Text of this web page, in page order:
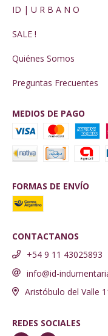
ID | U R B A N O
SALE !
Quiénes Somos
Preguntas Frecuentes
MEDIOS DE PAGO
FORMAS DE ENVÍO
CONTACTANOS
+54 9 11 43025893
info@id-
Aristóbulo del Valle
REDES SOCIALES